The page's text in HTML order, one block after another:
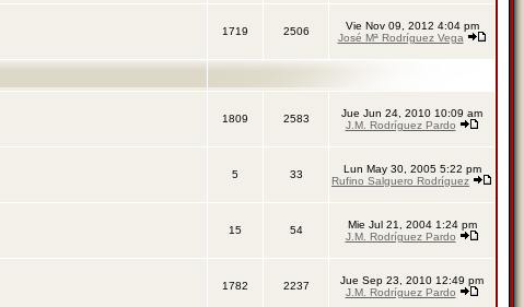
1719 2506
Vie Nov 09, 2012 4:04 pm
José Mª Rodríguez Vega
1809 2583
Jue Jun 24, 2010 10:09 am
J.M. Rodríguez Pardo
5 33
Lun May 30, 2005 5:22 pm
Rufino Salguero Rodríguez
15 54
Mie Jul 21, 2004 1:24 pm
J.M. Rodríguez Pardo
1782 2237
Jue Sep 23, 2010 12:49 pm
J.M. Rodríguez Pardo